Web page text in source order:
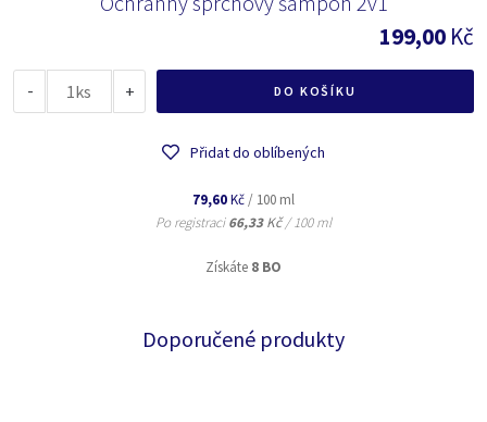
199,00 Kč
- ks + DO KOŠÍKU
Přidat do oblíbených
79,60Kč / 100 ml
Po registraci66,33Kč / 100 ml
Získáte 8 BO
Doporučené produkty